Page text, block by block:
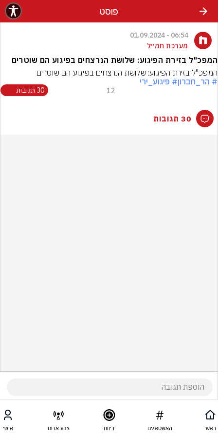
פוסט
06:54 - 01.09.2024
מערכת חמ״ל
המפכ"ל בזירת הפיגוע: שלושת הנרצחים בפיגוע הם שוטרים
המפכ"ל בזירת הפיגוע: שלושת הנרצחים בפיגוע הם שוטרים
# הר_חברון# פיגוע_ירי
12 30 תגובות
30 תגובות
ראשי האשטאגים דיווח צבע אדום אישי